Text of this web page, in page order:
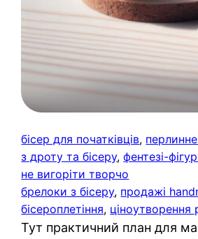
бісер для початківців,
з дроту та бісеру, фентезі-
не вигоріти творчо
брелоки з бісеру, продажі
бісероплетіння, ціноутворення
Тут практичний план для